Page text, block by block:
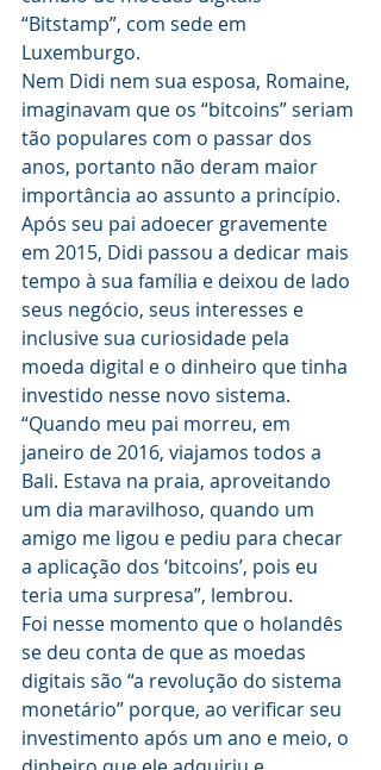
“Bitstamp”, com sede em
Luxemburgo.
Nem Didi nem sua esposa, Romaine,
imaginavam que os “bitcoins” seriam
tão populares com o passar dos
anos, portanto não deram maior
importância ao assunto a princípio.
Após seu pai adoecer gravemente
em 2015, Didi passou a dedicar mais
tempo à sua família e deixou de lado
seus negócio, seus interesses e
inclusive sua curiosidade pela
moeda digital e o dinheiro que tinha
investido nesse novo sistema.
“Quando meu pai morreu, em
janeiro de 2016, viajamos todos a
Bali. Estava na praia, aproveitando
um dia maravilhoso, quando um
amigo me ligou e pediu para checar
a aplicação dos ‘bitcoins’, pois eu
teria uma surpresa”, lembrou.
Foi nesse momento que o holandês
se deu conta de que as moedas
digitais são “a revolução do sistema
monetário” porque, ao verificar seu
investimento após um ano e meio, o